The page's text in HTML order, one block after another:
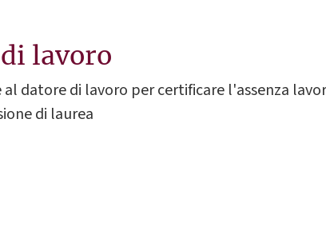
lavoro
datore di lavoro per certificare l'assenza
di laurea